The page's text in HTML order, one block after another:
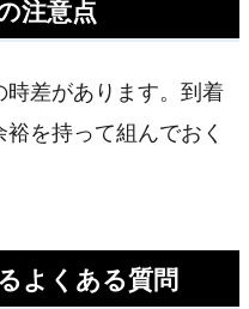
注意点
差があります。到着
を持って組んでおく
よくある質問